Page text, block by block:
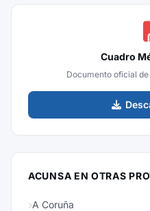
Cuadro
Documento oficial
ACUNSA EN OTRAS
A Coruña